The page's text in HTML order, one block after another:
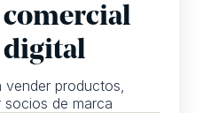
comercial
digital
vender productos,
de marca